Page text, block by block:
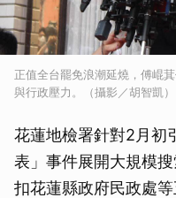
正值全台罷免浪潮延燒，傅崐
與行政壓力。（攝影／胡智凱）
花蓮地檢署針對2月初
表」事件展開大規模
扣花蓮縣政府民政處